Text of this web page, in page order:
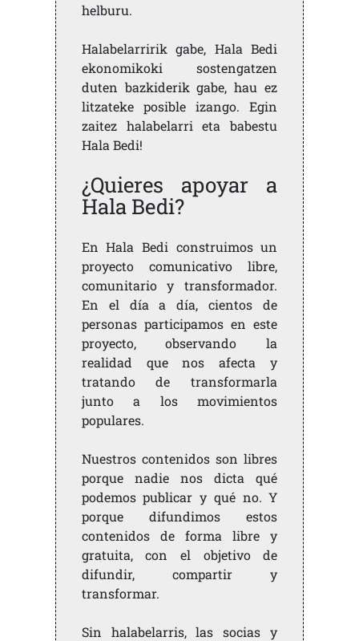
helburu.
Halabelarririk gabe, Hala Bedi
ekonomikoki sostengatzen
duten bazkiderik gabe, hau ez
litzateke posible izango. Egin
zaitez halabelarri eta babestu
Hala Bedi!
¿Quieres apoyar a
Hala Bedi?
En Hala Bedi construimos un
proyecto comunicativo libre,
comunitario y transformador.
En el día a día, cientos de
personas participamos en este
proyecto, observando la
realidad que nos afecta y
tratando de transformarla
junto a los movimientos
populares.
Nuestros contenidos son libres
porque nadie nos dicta qué
podemos publicar y qué no. Y
porque difundimos estos
contenidos de forma libre y
gratuita, con el objetivo de
difundir, compartir y
transformar.
Sin halabelarris, las socias y